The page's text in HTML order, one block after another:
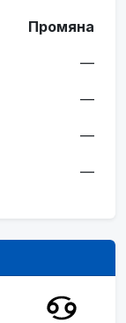
Промяна
—
—
—
—